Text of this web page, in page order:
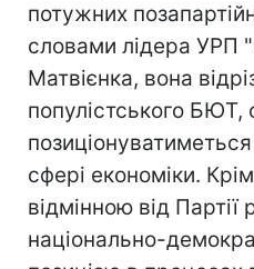
потужних
словами лідера УРП
Матвієнка, вона
популістського БЮТ,
сфері економіки.
відмінною від Партії
національно-